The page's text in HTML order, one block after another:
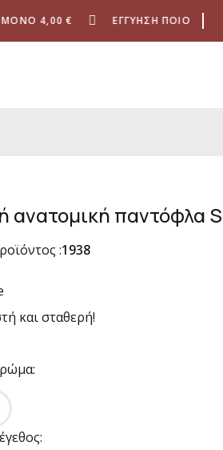
4,00 € ΕΓΓΎΗΣΗ ΠΟΙΌΤΗΤΑΣ
ανατομική παντόφλα
:1938
και σταθερή!